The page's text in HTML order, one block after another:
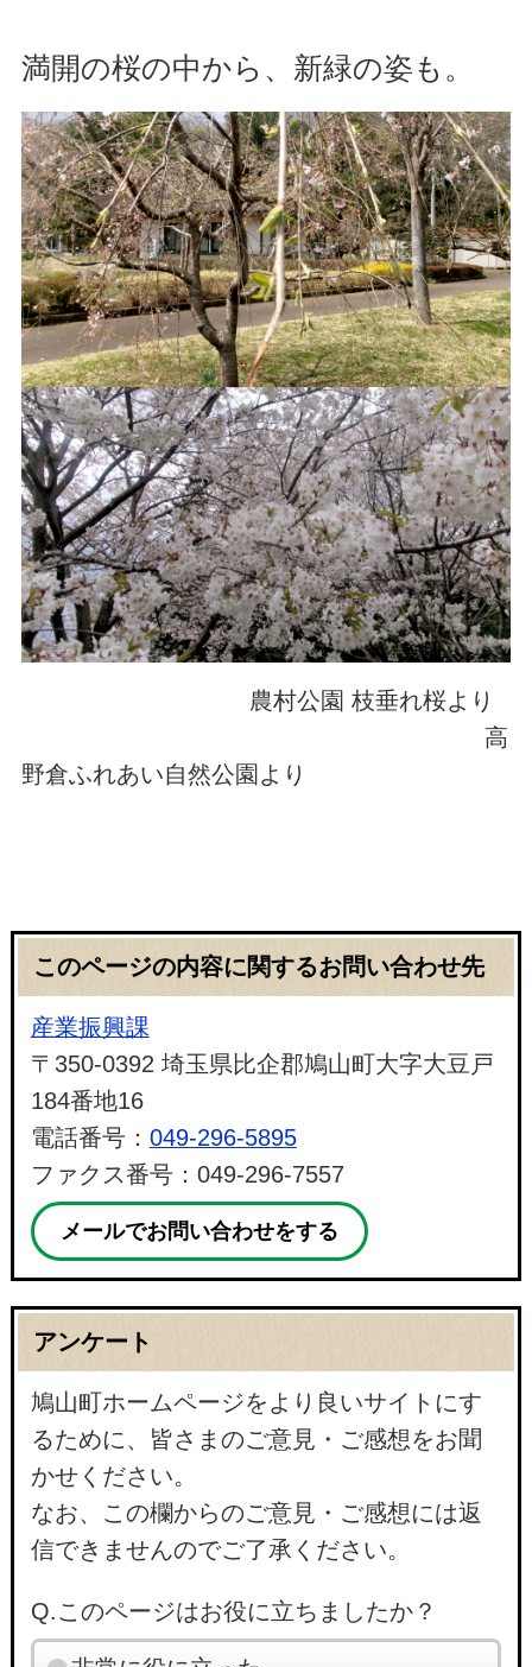
満開の桜の中から、新緑の姿も。
農村公園 枝垂れ桜より
高
野倉ふれあい自然公園より
このページの内容に関するお問い合わせ先
産業振興課
〒350-0392 埼玉県比企郡鳩山町大字大豆戸
184番地16
電話番号： 049-296-5895
ファクス番号：049-296-7557
メールでお問い合わせをする
アンケート
鳩山町ホームページをより良いサイトにす
るために、皆さまのご意見・ご感想をお聞
かせください。
なお、この欄からのご意見・ご感想には返
信できませんのでご了承ください。
Q.このページはお役に立ちましたか？